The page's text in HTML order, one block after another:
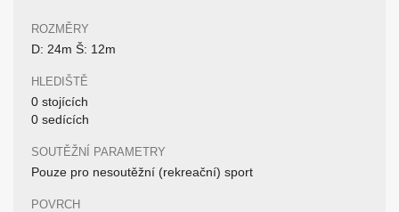
ROZMĚRY
D: 24m Š: 12m
HLEDIŠTĚ
0 stojících
0 sedících
SOUTĚŽNÍ PARAMETRY
Pouze pro nesoutěžní (rekreační) sport
POVRCH